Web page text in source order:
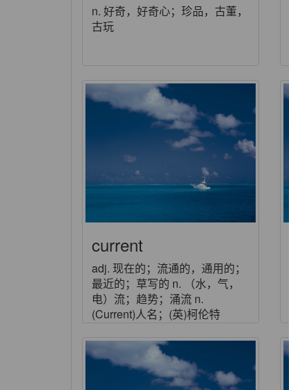
n. 好奇，好奇心；珍品，古董，
古玩
current
adj. 现在的；流通的，通用的；
最近的；草写的 n. （水，气，
电）流；趋势；涌流 n.
(Current)人名；(英)柯伦特